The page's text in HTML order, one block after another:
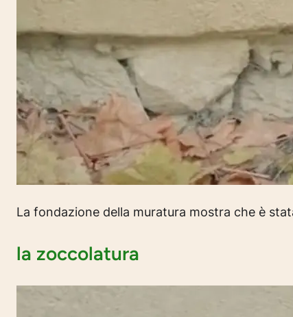
La fondazione della muratura mostra che è
la zoccolatura